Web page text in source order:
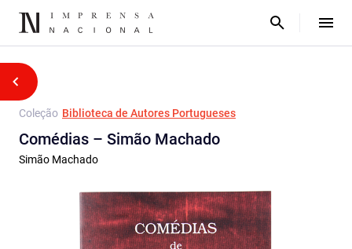
Coleção Biblioteca de Autores Portugueses
Comédias – Simão Machado
Simão Machado